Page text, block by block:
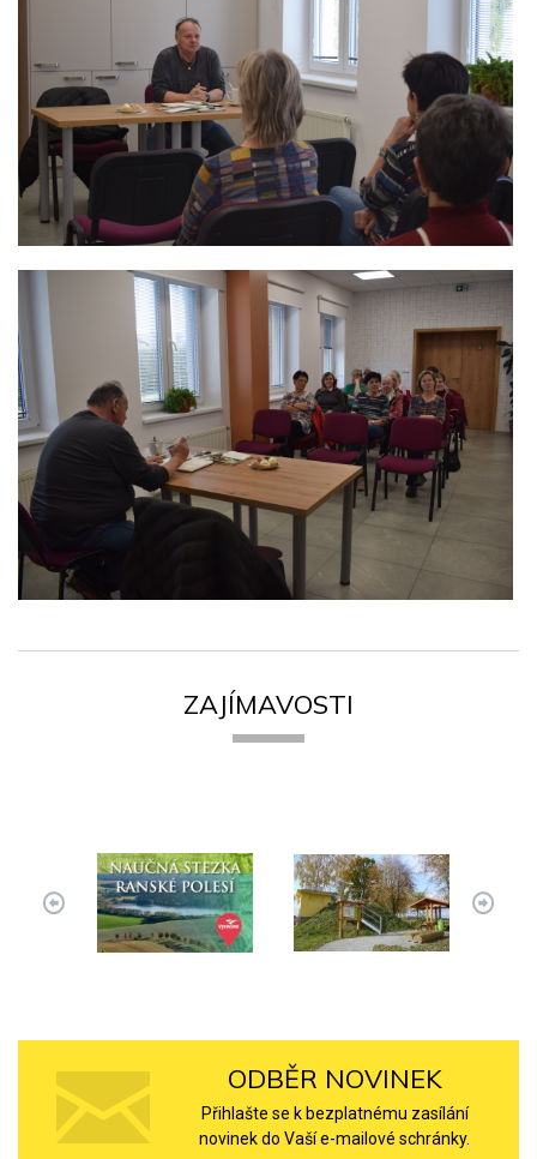
ZAJÍMAVOSTI
ODBĚR NOVINEK
Přihlašte se k bezplatnému zasílání
novinek do Vaší e-mailové schránky.